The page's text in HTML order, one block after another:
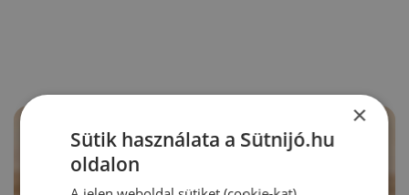
×
Sütik használata a Sütnijó.hu
oldalon